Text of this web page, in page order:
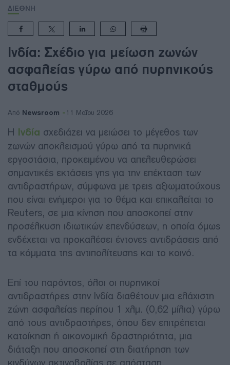
ΔΙΕΘΝΗ
Ινδία: Σχέδιο για μείωση ζωνών
ασφαλείας γύρω από πυρηνικούς
σταθμούς
Από Newsroom 11 Μαΐου 2026
Η Ινδία σχεδιάζει να μειώσει το μέγεθος των
ζωνών αποκλεισμού γύρω από τα πυρηνικά
εργοστάσια, προκειμένου να απελευθερώσει
σημαντικές εκτάσεις γης για την επέκταση των
αντιδραστήρων, σύμφωνα με τρεις αξιωματούχους
που είναι ενήμεροι για το θέμα και επικαλείται το
Reuters, σε μια κίνηση που αποσκοπεί στην
προσέλκυση ιδιωτικών επενδύσεων, η οποία όμως
ενδέχεται να προκαλέσει έντονες αντιδράσεις από
τα κόμματα της αντιπολίτευσης και το κοινό.
Επί του παρόντος, όλοι οι πυρηνικοί
αντιδραστήρες στην Ινδία διαθέτουν μια ελάχιστη
ζώνη ασφαλείας περίπου 1 χλμ. (0,62 μίλια) γύρω
από τους αντιδραστήρες, όπου δεν επιτρέπεται
κατοίκηση ή οικονομική δραστηριότητα, μια
διάταξη που αποσκοπεί στη διατήρηση των
κινδύνων ακτινοβολίας σε απόσταση.